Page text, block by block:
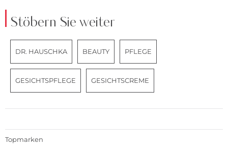
Stöbern Sie weiter
DR. HAUSCHKA BEAUTY PFLEGE
GESICHTSPFLEGE GESICHTSCREME
Topmarken